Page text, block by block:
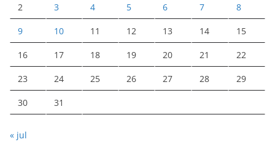
2 3 4 5 6 7 8
9 10 11 12 13 14 15
16 17 18 19 20 21 22
23 24 25 26 27 28 29
30 31
« jul